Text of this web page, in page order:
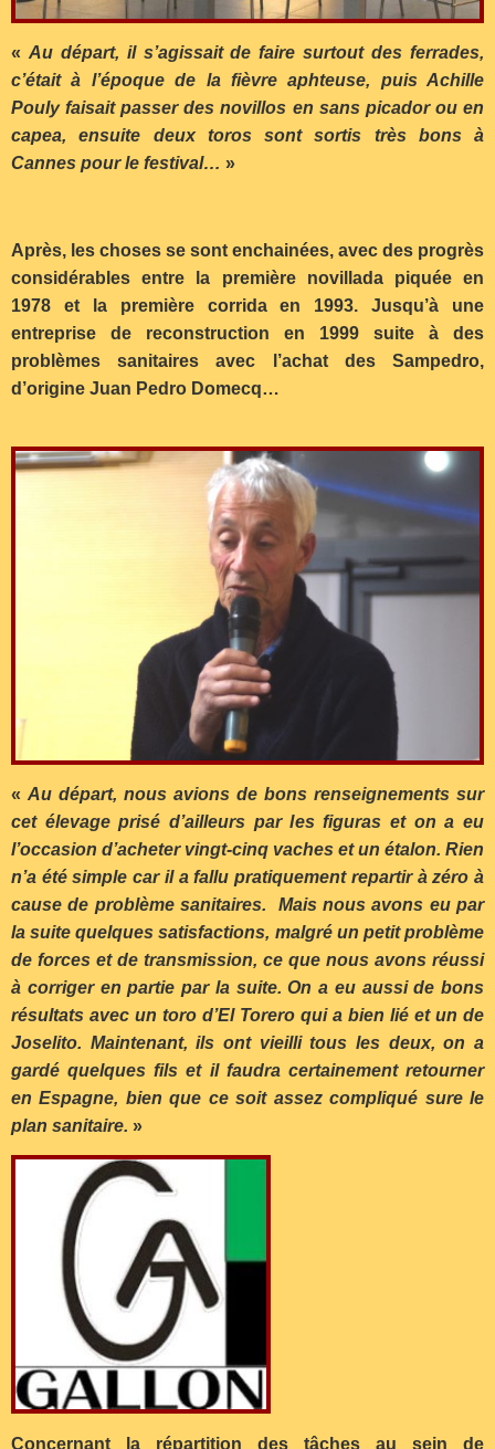
« Au départ, il s’agissait de faire surtout des ferrades,
c’était à l’époque de la fièvre aphteuse, puis Achille
Pouly faisait passer des novillos en sans picador ou en
capea, ensuite deux toros sont sortis très bons à
Cannes pour le festival… »
Après, les choses se sont enchainées, avec des progrès
considérables entre la première novillada piquée en
1978 et la première corrida en 1993. Jusqu’à une
entreprise de reconstruction en 1999 suite à des
problèmes sanitaires avec l’achat des Sampedro,
d’origine Juan Pedro Domecq…
« Au départ, nous avions de bons renseignements sur
cet élevage prisé d’ailleurs par les figuras et on a eu
l’occasion d’acheter vingt-cinq vaches et un étalon. Rien
n’a été simple car il a fallu pratiquement repartir à zéro à
cause de problème sanitaires. Mais nous avons eu par
la suite quelques satisfactions, malgré un petit problème
de forces et de transmission, ce que nous avons réussi
à corriger en partie par la suite. On a eu aussi de bons
résultats avec un toro d’El Torero qui a bien lié et un de
Joselito. Maintenant, ils ont vieilli tous les deux, on a
gardé quelques fils et il faudra certainement retourner
en Espagne, bien que ce soit assez compliqué sure le
plan sanitaire. »
Concernant la répartition des tâches au sein de